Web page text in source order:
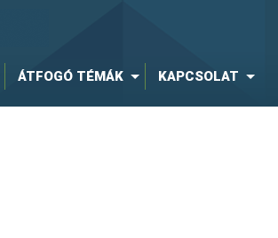
ÁTFOGÓ TÉMÁK KAPCSOLAT